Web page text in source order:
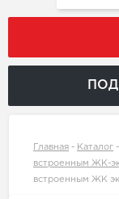
Главная - Каталог -
встроенным ЖК-
встроенным ЖК